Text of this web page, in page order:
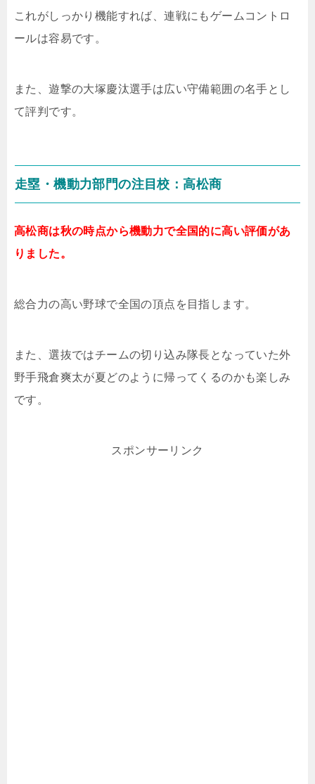
これがしっかり機能すれば、連戦にもゲームコントロ
ールは容易です。
また、遊撃の大塚慶汰選手は広い守備範囲の名手とし
て評判です。
走塁・機動力部門の注目校：高松商
高松商は秋の時点から機動力で全国的に高い評価があ
りました。
総合力の高い野球で全国の頂点を目指します。
また、選抜ではチームの切り込み隊長となっていた外
野手飛倉爽太が夏どのように帰ってくるのかも楽しみ
です。
スポンサーリンク